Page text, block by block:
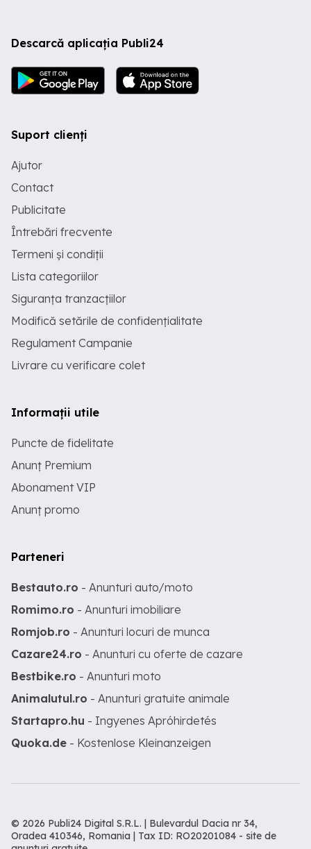
Descarcă aplicația Publi24
Suport clienți
Ajutor
Contact
Publicitate
Întrebări frecvente
Termeni și condiții
Lista categoriilor
Siguranța tranzacțiilor
Modifică setările de confidențialitate
Regulament Campanie
Livrare cu verificare colet
Informații utile
Puncte de fidelitate
Anunț Premium
Abonament VIP
Anunț promo
Parteneri
Bestauto.ro - Anunturi auto/moto
Romimo.ro - Anunturi imobiliare
Romjob.ro - Anunturi locuri de munca
Cazare24.ro - Anunturi cu oferte de cazare
Bestbike.ro - Anunturi moto
Animalutul.ro - Anunturi gratuite animale
Startapro.hu - Ingyenes Apróhirdetés
Quoka.de - Kostenlose Kleinanzeigen
© 2026 Publi24 Digital S.R.L. | Bulevardul Dacia nr 34,
Oradea 410346, Romania | Tax ID: RO20201084 - site de